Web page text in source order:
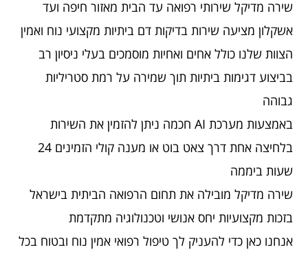
שירה מדיקל שירותי רפואה עד הבית מאזור חיפה ועד
אשקלון מציעה שירות בדיקות דם ביתיות מקצועי נוח ואמין
הצוות שלנו כולל אחים ואחיות מוסמכים בעלי ניסיון רב
בביצוע דגימות ביתיות תוך שמירה על רמת סטריליות
גבוהה
באמצעות מערכת AI חכמה ניתן להזמין את השירות
בלחיצה אחת דרך צאט בוט או מענה קולי הזמינים 24
שעות ביממה
שירה מדיקל מובילה את תחום הרפואה הביתית בישראל
בזכות מקצועיות יחס אנושי וטכנולוגיה מתקדמת
אנחנו כאן כדי להעניק לך טיפול רפואי אמין נוח ובטוח בכל